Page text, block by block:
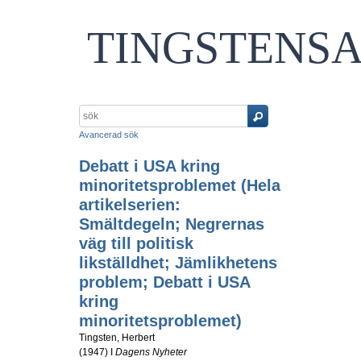
Avancerad sök
Debatt i USA kring
minoritetsproblemet (Hela
artikelserien:
Smältdegeln; Negrernas
väg till politisk
likställdhet; Jämlikhetens
problem; Debatt i USA
kring
minoritetsproblemet)
Tingsten, Herbert
(1947) I Dagens Nyheter